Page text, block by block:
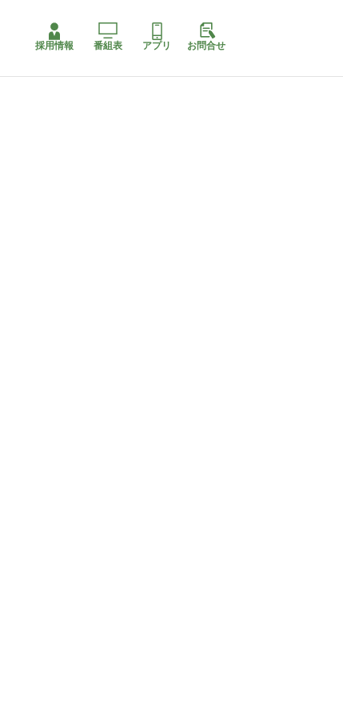
採用情報 番組表 アプリ お問合せ